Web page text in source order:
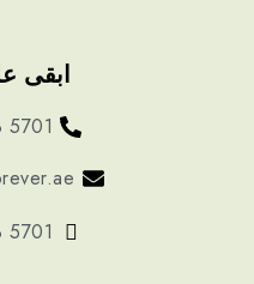
ابقى
5701
5701